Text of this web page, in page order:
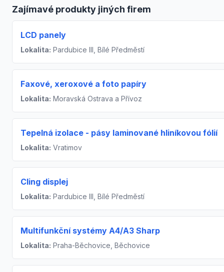
Zajímavé produkty jiných firem
LCD panely
Lokalita: Pardubice III, Bílé Předměstí
Faxové, xeroxové a foto papíry
Lokalita: Moravská Ostrava a Přívoz
Tepelná izolace - pásy laminované hliníkovou fólií
Lokalita: Vratimov
Cling displej
Lokalita: Pardubice III, Bílé Předměstí
Multifunkční systémy A4/A3 Sharp
Lokalita: Praha-Běchovice, Běchovice